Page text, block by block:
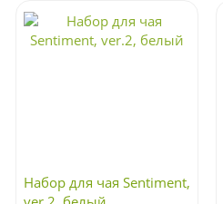
Набор для чая Sentiment,